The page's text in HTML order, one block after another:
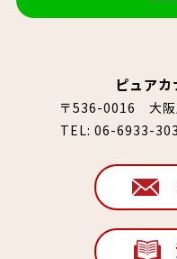
ピュア
〒536-0016 大阪
TEL:06-6933-